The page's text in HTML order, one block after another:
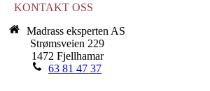
KONTAKT OSS
Madrass eksperten AS
Strømsveien 229
1472 Fjellhamar
63 81 47 37